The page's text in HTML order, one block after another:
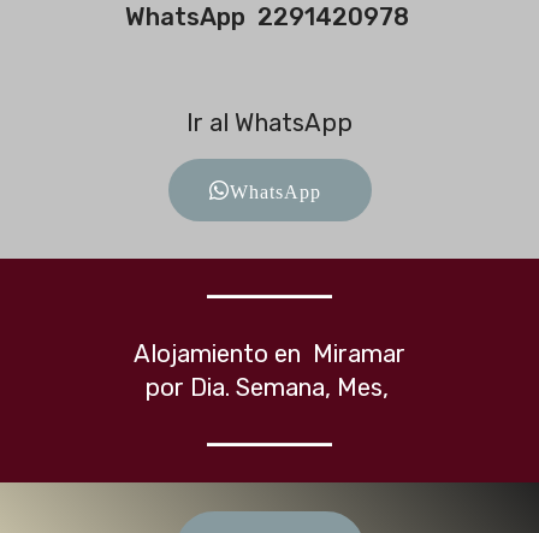
WhatsApp 2291420978
Ir al WhatsApp
WhatsApp
Alojamiento en Miramar
por Dia. Semana, Mes,